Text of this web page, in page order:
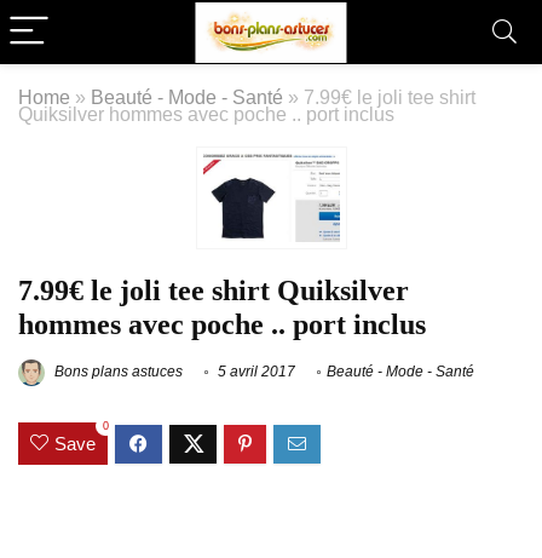
Home » Beauté - Mode - Santé » 7.99€ le joli tee shirt
Quiksilver hommes avec poche .. port inclus
7.99€ le joli tee shirt Quiksilver
hommes avec poche .. port inclus
Bons plans astuces 5 avril 2017 Beauté - Mode - Santé
Save
0